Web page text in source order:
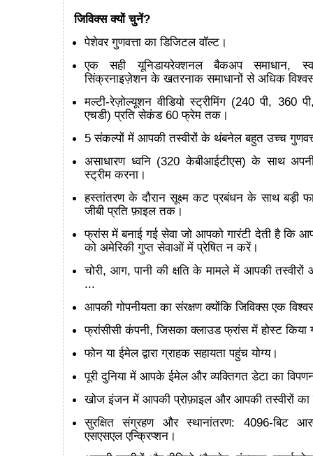
जिविक्स क्यों चुनें?
पेशेवर गुणवत्ता का डिजिटल वॉल्ट।
एक सही यूनिडायरेक्शनल बैकअप समाधान,
सिंक्रनाइज़ेशन के खतरनाक समाधानों से अधिक
मल्टी-रेज़ोल्यूशन वीडियो स्ट्रीमिंग (240 पी, 360
एचडी) प्रति सेकंड 60 फ्रेम तक।
5 संकल्पों में आपकी तस्वीरों के थंबनेल बहुत उच्च
असाधारण ध्वनि (320 केबीआईटीएस) के साथ
स्ट्रीम करना।
हस्तांतरण के दौरान सूक्ष्म कट प्रबंधन के साथ बड़ी
जीबी प्रति फ़ाइल तक।
फ्रांस में बनाई गई सेवा जो आपको गारंटी देती है कि
को अमेरिकी गुप्त सेवाओं में प्रेषित न करें।
चोरी, आग, पानी की क्षति के मामले में आपकी तस्वीरों
...
आपकी गोपनीयता का संरक्षण क्योंकि जिविक्स एक
फ्रांसीसी कंपनी, जिसका क्लाउड फ्रांस में होस्ट किया
फोन या ईमेल द्वारा ग्राहक सहायता पहुंच योग्य।
पूरी दुनिया में आपके ईमेल और व्यक्तिगत डेटा का
खोज इंजन में आपकी प्रोफ़ाइल और आपकी तस्वीरों का
सुरक्षित संग्रहण और स्थानांतरण: 4096-बिट
एसएसएल एन्क्रिप्शन।